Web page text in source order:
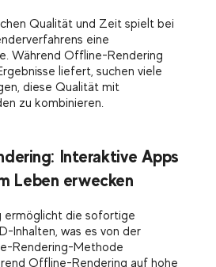
Qualität und Zeit spielt bei
eine
Während Offline-Rendering
liefert, suchen viele
diese Qualität mit
zu kombinieren.
Interaktive Apps
Leben erwecken
ermöglicht die sofortige
Inhalten, was es von der
Rendering-Methode
Offline-Rendering auf hohe